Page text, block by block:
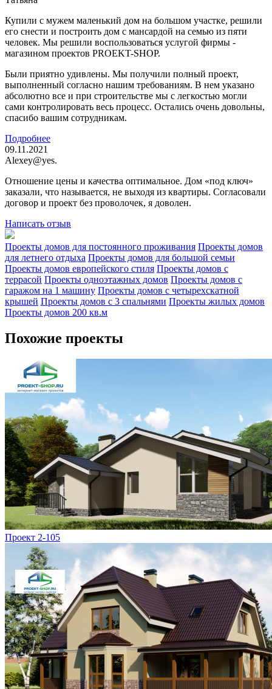
Купили с мужем маленький дом на большом участке, решили
его снести и построить дом с мансардой на семью из пяти
человек. Мы решили воспользоваться услугой фирмы -
магазином проектов PROEKT-SHOP.
Были приятно удивлены. Мы получили полный проект,
выполненный согласно нашим требованиям. В нем указано
абсолютно все и при строительстве мы с легкостью могли
сами контролировать весь процесс. Остались очень довольны,
спасибо вашим сотрудникам.
Подробнее
09.11.2021
Alexey@yes.
Отношение цены и качества оптимальное. Дом «под ключ»
заказали, что называется, не выходя из квартиры. Согласовали
договор и проект без проволочек, я доволен.
Написать отзыв
Проекты домов для постоянного проживания Проекты домов
для летнего отдыха Проекты домов для большой семьи
Проекты домов европейского стиля Проекты домов с
террасой Проекты одноэтажных домов Проекты домов с
гаражом на 1 машину Проекты домов с четырехскатной
крышей Проекты домов с 3 спальнями Проекты жилых домов
Проекты домов 200 кв.м
Похожие проекты
Проект 2-105